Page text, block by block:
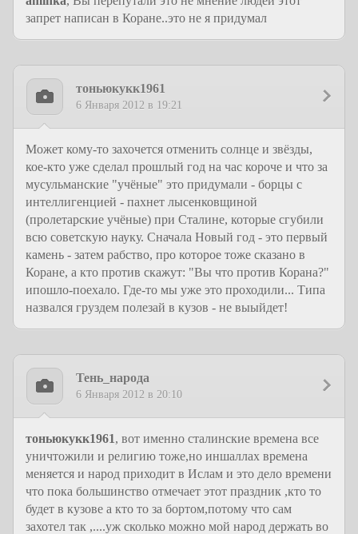
запрет написан в Коране..это не я придумал
тоньюкукк1961
6 Января 2012 в 19:21
Может кому-то захочется отменить солнце и звёзды,
кое-кто уже сделал прошлый год на час короче и что за
мусульманские "учёные" это придумали - борцы с
интеллигенцией - пахнет лысенковщиной
(пролетарские учёные) при Сталине, которые сгубили
всю советскую науку. Сначала Новый год - это первый
камень - затем рабство, про которое тоже сказано в
Коране, а кто против скажут: "Вы что против Корана?"
ипошло-поехало. Где-то мы уже это проходили... Типа
назвался груздем полезай в кузов - не выыйдет!
Тень_народа
6 Января 2012 в 20:10
тоньюкукк1961, вот именно сталинские времена все
уничтожили и религию тоже,но иншаллах времена
меняется и народ приходит в Ислам и это дело времени
что пока большинство отмечает этот праздник ,кто то
будет в кузове а кто то за бортом,потому что сам
захотел так ,....уж сколько можно мой народ держать во